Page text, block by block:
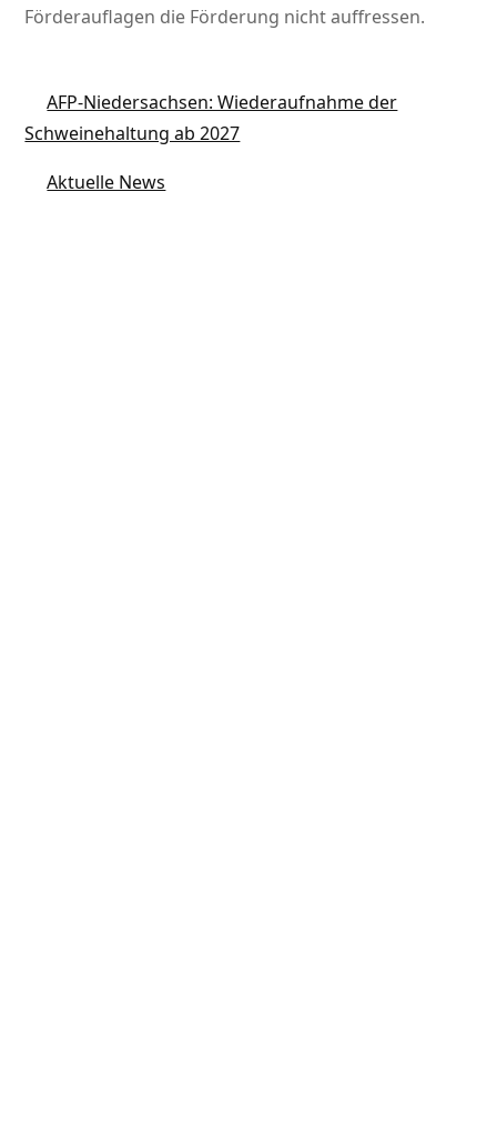
Förderauflagen die Förderung nicht auffressen.
AFP-Niedersachsen: Wiederaufnahme der
Schweinehaltung ab 2027
Aktuelle News